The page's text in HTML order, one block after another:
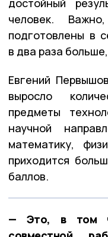
достойный
человек.
подготовлены в
в два раза
Евгений
выросло
предметы
научной
математику,
приходится
баллов.
— Это, в том